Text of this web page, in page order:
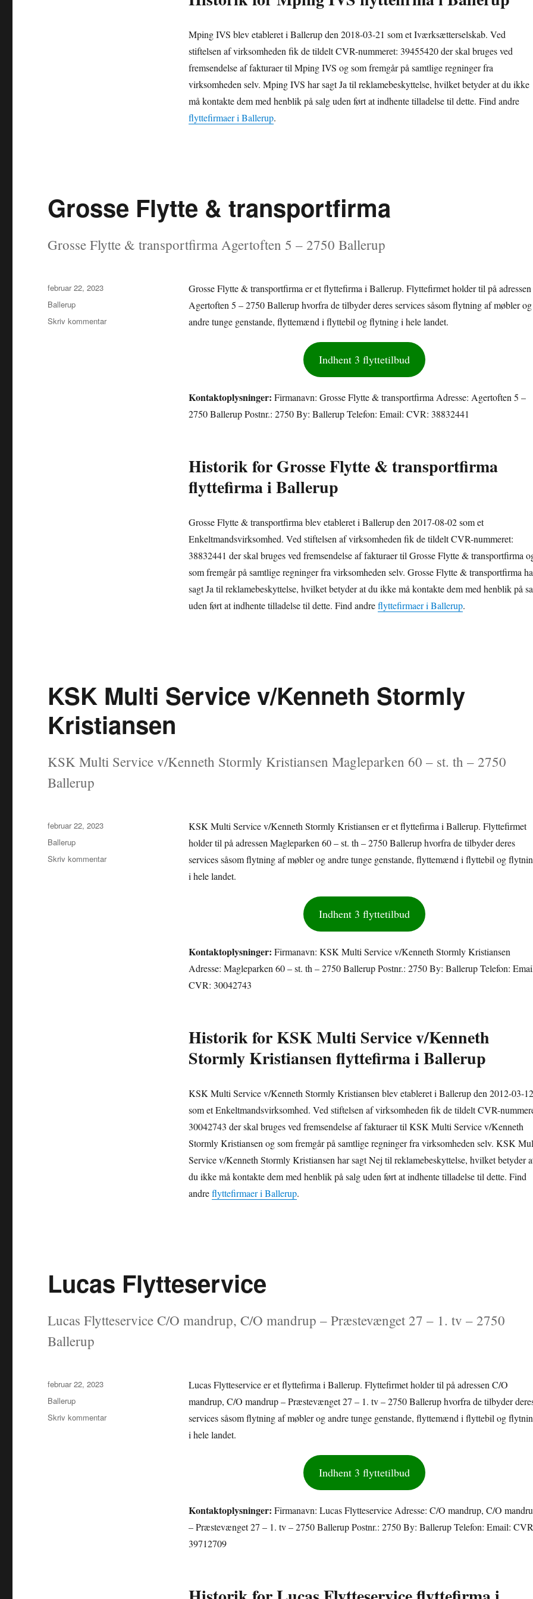
Mping IVS blev etableret i Ballerup den 2018-03-21 som et Iværksætterselskab. Ved
stiftelsen af virksomheden fik de tildelt CVR-nummeret: 39455420 der skal bruges ved
fremsendelse af fakturaer til Mping IVS og som fremgår på samtlige regninger fra
virksomheden selv. Mping IVS har sagt Ja til reklamebeskyttelse, hvilket betyder at du ikke
må kontakte dem med henblik på salg uden ført at indhente tilladelse til dette. Find andre
flyttefirmaer i Ballerup.
Grosse Flytte & transportfirma
Grosse Flytte & transportfirma Agertoften 5 – 2750 Ballerup
Grosse Flytte & transportfirma er et flyttefirma i Ballerup. Flyttefirmet holder til på adressen
Agertoften 5 – 2750 Ballerup hvorfra de tilbyder deres services såsom flytning af møbler og
andre tunge genstande, flyttemænd i flyttebil og flytning i hele landet.
Indhent 3 flyttetilbud
Kontaktoplysninger: Firmanavn: Grosse Flytte & transportfirma Adresse: Agertoften 5 –
2750 Ballerup Postnr.: 2750 By: Ballerup Telefon: Email: CVR: 38832441
Historik for Grosse Flytte & transportfirma
flyttefirma i Ballerup
Grosse Flytte & transportfirma blev etableret i Ballerup den 2017-08-02 som et
Enkeltmandsvirksomhed. Ved stiftelsen af virksomheden fik de tildelt CVR-nummeret:
38832441 der skal bruges ved fremsendelse af fakturaer til Grosse Flytte & transportfirma
som fremgår på samtlige regninger fra virksomheden selv. Grosse Flytte & transportfirma
sagt Ja til reklamebeskyttelse, hvilket betyder at du ikke må kontakte dem med henblik på
uden ført at indhente tilladelse til dette. Find andreflyttefirmaer i Ballerup.
Udgivet
februar 22, 2023
Kategorier
Ballerup
Skriv kommentartil
KSK Multi Service v/Kenneth Stormly
Kristiansen
KSK Multi Service v/Kenneth Stormly Kristiansen Magleparken 60 – st. th – 2750
Ballerup
KSK Multi Service v/Kenneth Stormly Kristiansen er et flyttefirma i Ballerup. Flyttefirmet
holder til på adressen Magleparken 60 – st. th – 2750 Ballerup hvorfra de tilbyder deres
services såsom flytning af møbler og andre tunge genstande, flyttemænd i flyttebil og
i hele landet.
Indhent 3 flyttetilbud
Kontaktoplysninger: Firmanavn: KSK Multi Service v/Kenneth Stormly Kristiansen
Adresse: Magleparken 60 – st. th – 2750 Ballerup Postnr.: 2750 By: Ballerup Telefon:
CVR: 30042743
Historik for KSK Multi Service v/Kenneth
Stormly Kristiansen flyttefirma i Ballerup
KSK Multi Service v/Kenneth Stormly Kristiansen blev etableret i Ballerup den 2012-03-12
som et Enkeltmandsvirksomhed. Ved stiftelsen af virksomheden fik de tildelt CVR-
30042743 der skal bruges ved fremsendelse af fakturaer til KSK Multi Service v/Kenneth
Stormly Kristiansen og som fremgår på samtlige regninger fra virksomheden selv. KSK
Service v/Kenneth Stormly Kristiansen har sagt Nej til reklamebeskyttelse, hvilket betyder
du ikke må kontakte dem med henblik på salg uden ført at indhente tilladelse til dette. Find
andreflyttefirmaer i Ballerup.
Udgivet
februar 22, 2023
Kategorier
Ballerup
Skriv kommentartil
Lucas Flytteservice
Lucas Flytteservice C/O mandrup, C/O mandrup – Præstevænget 27 – 1. tv – 2750
Ballerup
Lucas Flytteservice er et flyttefirma i Ballerup. Flyttefirmet holder til på adressen C/O
mandrup, C/O mandrup – Præstevænget 27 – 1. tv – 2750 Ballerup hvorfra de tilbyder
services såsom flytning af møbler og andre tunge genstande, flyttemænd i flyttebil og
i hele landet.
Indhent 3 flyttetilbud
Kontaktoplysninger: Firmanavn: Lucas Flytteservice Adresse: C/O mandrup, C/O
– Præstevænget 27 – 1. tv – 2750 Ballerup Postnr.: 2750 By: Ballerup Telefon: Email:
39712709
Udgivet
februar 22, 2023
Kategorier
Ballerup
Skriv kommentartil